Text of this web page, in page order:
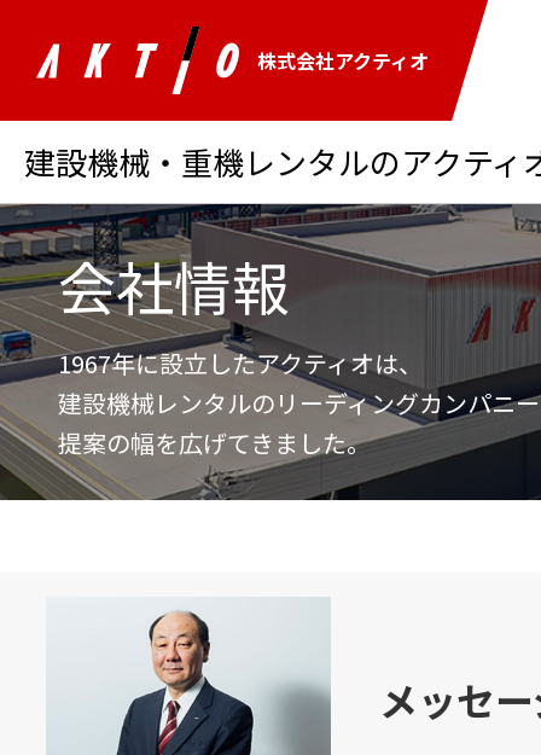
株式会社アクティオ
建設機械・重機レンタルのアクティ
会社情報
1967年に設立したアクティオは、
建設機械レンタルのリーディングカンパニ
提案の幅を広げてきました。
メッセ